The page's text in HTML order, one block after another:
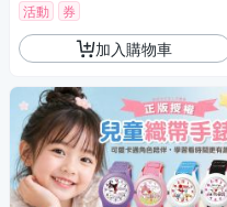
活動 券
加入購物車